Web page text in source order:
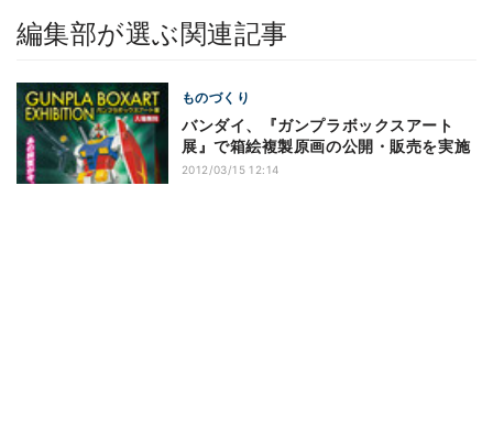
編集部が選ぶ関連記事
ものづくり
バンダイ、『ガンプラボックスアート
展』で箱絵複製原画の公開・販売を実施
2012/03/15 12:14